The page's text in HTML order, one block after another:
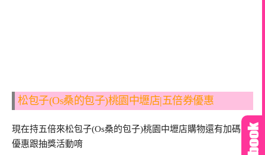
松包子(Os桑的包子)桃園中壢店|五倍券優惠
現在持五倍來松包子(Os桑的包子)桃園中壢店購物還有加碼的
優惠跟抽獎活動唷